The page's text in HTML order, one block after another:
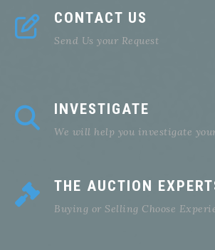
CONTACT US
Send Us your Request
INVESTIGATE
We will help you investigate
THE AUCTION
Buying or Selling Choose